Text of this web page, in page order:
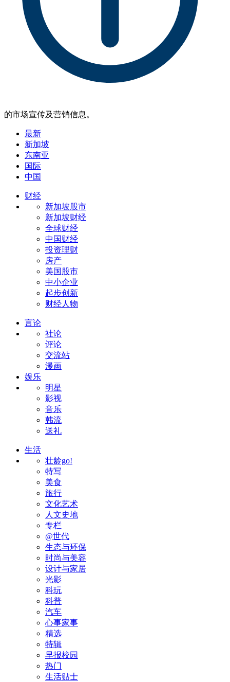
的市场宣传及营销信息。
最新
新加坡
东南亚
国际
中国
财经
新加坡股市
新加坡财经
全球财经
中国财经
投资理财
房产
美国股市
中小企业
起步创新
财经人物
言论
社论
评论
交流站
漫画
娱乐
明星
影视
音乐
韩流
送礼
生活
壮龄go!
特写
美食
旅行
文化艺术
人文史地
专栏
@世代
生态与环保
时尚与美容
设计与家居
光影
科玩
科普
汽车
心事家事
精选
特辑
早报校园
热门
生活贴士